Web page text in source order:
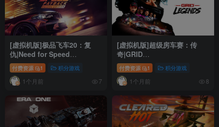
[虚拟机版]极品飞车20：复
仇|Need for Speed
Payback|1.0.51.41148|整合
全DLC
付费资源 1 积分游戏
1个月前 7
[虚拟机版]超级房车赛：传
奇|GRID
Legends|6.2.80.660|整合全
DLC
付费资源 1 积分游戏
1个月前 8